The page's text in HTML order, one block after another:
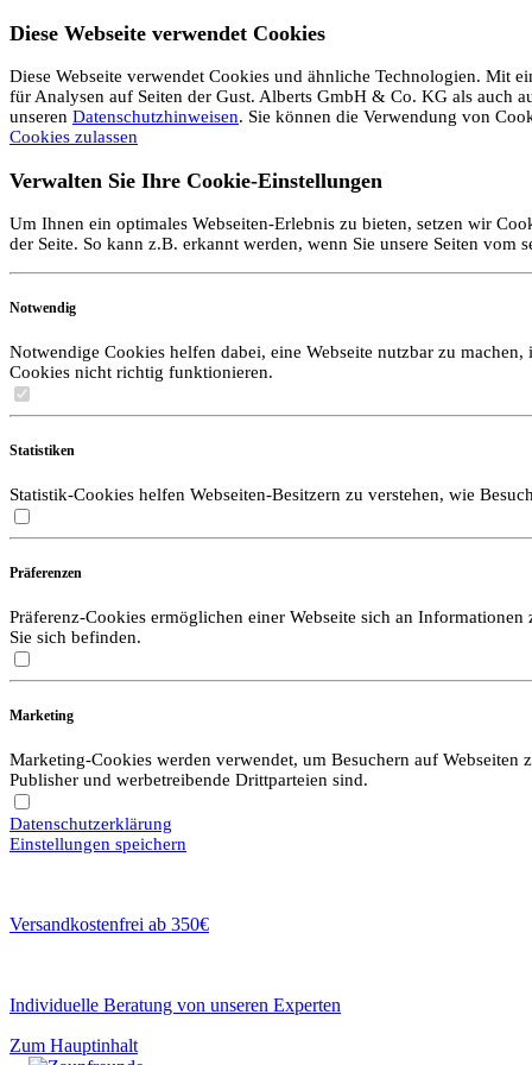
Diese Webseite verwendet Cookies
Diese Webseite verwendet Cookies und ähnliche Technologien. Mit
für Analysen auf Seiten der Gust. Alberts GmbH & Co. KG als auch
unseren Datenschutzhinweisen. Sie können die Verwendung von
Cookies zulassen
Verwalten Sie Ihre Cookie-Einstellungen
Um Ihnen ein optimales Webseiten-Erlebnis zu bieten, setzen wir
der Seite. So kann z.B. erkannt werden, wenn Sie unsere Seiten
Notwendig
Notwendige Cookies helfen dabei, eine Webseite nutzbar zu
Cookies nicht richtig funktionieren.
Statistiken
Statistik-Cookies helfen Webseiten-Besitzern zu verstehen, wie
Präferenzen
Präferenz-Cookies ermöglichen einer Webseite sich an
Sie sich befinden.
Marketing
Marketing-Cookies werden verwendet, um Besuchern auf
Publisher und werbetreibende Drittparteien sind.
Datenschutzerklärung
Einstellungen speichern
Versandkostenfrei ab 350€
Individuelle Beratung von unseren Experten
Zum Hauptinhalt